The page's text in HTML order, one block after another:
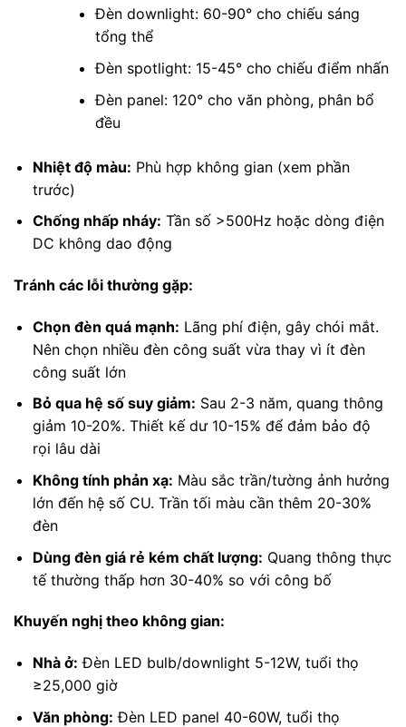
Đèn downlight: 60-90° cho chiếu sáng
tổng thể
Đèn spotlight: 15-45° cho chiếu điểm nhấn
Đèn panel: 120° cho văn phòng, phân bổ
đều
Nhiệt độ màu: Phù hợp không gian (xem phần
trước)
Chống nhấp nháy: Tần số >500Hz hoặc dòng điện
DC không dao động
Tránh các lỗi thường gặp:
Chọn đèn quá mạnh: Lãng phí điện, gây chói mắt.
Nên chọn nhiều đèn công suất vừa thay vì ít đèn
công suất lớn
Bỏ qua hệ số suy giảm: Sau 2-3 năm, quang thông
giảm 10-20%. Thiết kế dư 10-15% để đảm bảo độ
rọi lâu dài
Không tính phản xạ: Màu sắc trần/tường ảnh hưởng
lớn đến hệ số CU. Trần tối màu cần thêm 20-30%
đèn
Dùng đèn giá rẻ kém chất lượng: Quang thông thực
tế thường thấp hơn 30-40% so với công bố
Khuyến nghị theo không gian:
Nhà ở: Đèn LED bulb/downlight 5-12W, tuổi thọ
≥25,000 giờ
Văn phòng: Đèn LED panel 40-60W, tuổi thọ